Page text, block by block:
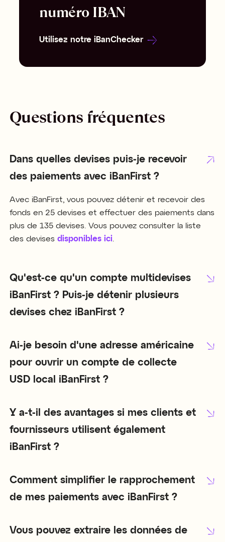
numéro IBAN
Utilisez notre iBanChecker
Questions fréquentes
Dans quelles devises puis-je recevoir
des paiements avec iBanFirst ?
Avec iBanFirst, vous pouvez détenir et recevoir des
fonds en 25 devises et effectuer des paiements dans
plus de 135 devises. Vous pouvez consulter la liste
des devises disponibles ici
Qu'est-ce qu'un compte multidevises
iBanFirst ? Puis-je détenir plusieurs
devises chez iBanFirst ?
Ai-je besoin d'une adresse américaine
pour ouvrir un compte de collecte
USD local iBanFirst ?
Y a-t-il des avantages si mes clients et
fournisseurs utilisent également
iBanFirst ?
Comment simplifier le rapprochement
de mes paiements avec iBanFirst ?
Vous pouvez extraire les données de